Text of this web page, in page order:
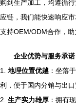
购到生产加工，均遵循
应链，我们能快速响应
支持OEM/ODM合作，助
企业优势与服务承诺
1. 地理位置优越 ：坐落
利，便于国内分销与出口
2. 生产实力雄厚 ：拥有